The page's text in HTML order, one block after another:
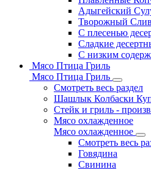
Адыгейский
Творожный
С плесенью
Сладкие
С низким
Мясо Птица Гриль
Мясо Птица Гриль
Смотреть весь раздел
Шашлык Колбаски
Стейк и гриль -
Мясо охлажденное
Мясо охлажденное
Смотреть весь
Говядина
Свинина